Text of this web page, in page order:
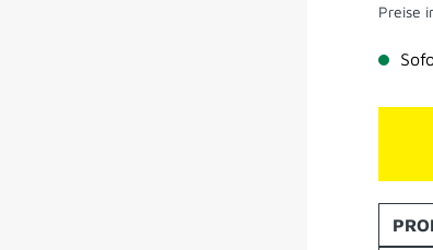
Preise